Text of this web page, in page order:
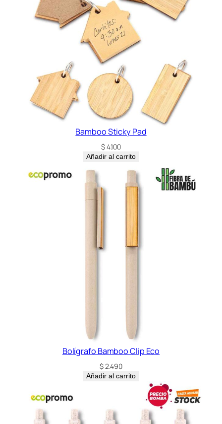
Bamboo Sticky Pad
$4.100
Añadir al carrito
Bolígrafo Bamboo Clip Eco
$2.490
Añadir al carrito